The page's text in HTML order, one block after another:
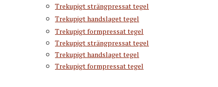
Trekupigt strängpressat tegel
Trekupigt handslaget tegel
Trekupigt formpressat tegel
Trekupigt strängpressat tegel
Trekupigt handslaget tegel
Trekupigt formpressat tegel